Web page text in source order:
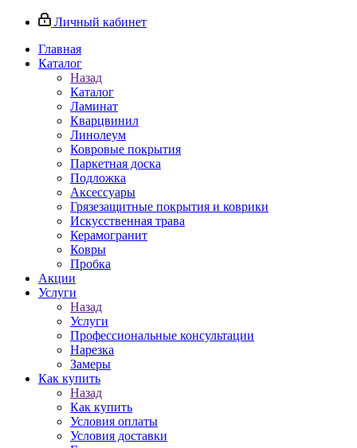
Личный кабинет
Главная
Каталог
Назад
Каталог
Ламинат
Кварцвинил
Линолеум
Ковровые покрытия
Паркетная доска
Подложка
Аксессуары
Грязезащитные покрытия и коврики
Искусственная трава
Керамогранит
Ковры
Пробка
Акции
Услуги
Назад
Услуги
Профессиональные консультации
Нарезка
Замеры
Как купить
Назад
Как купить
Условия оплаты
Условия доставки